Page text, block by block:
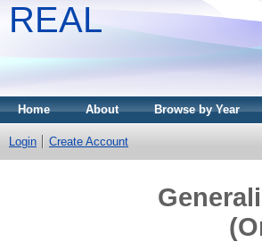
REAL
Home About Browse by Year
Login Create Account